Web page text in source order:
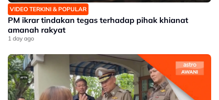
VIDEO TERKINI & POPULAR
PM ikrar tindakan tegas terhadap pihak khianat
amanah rakyat
1 day ago